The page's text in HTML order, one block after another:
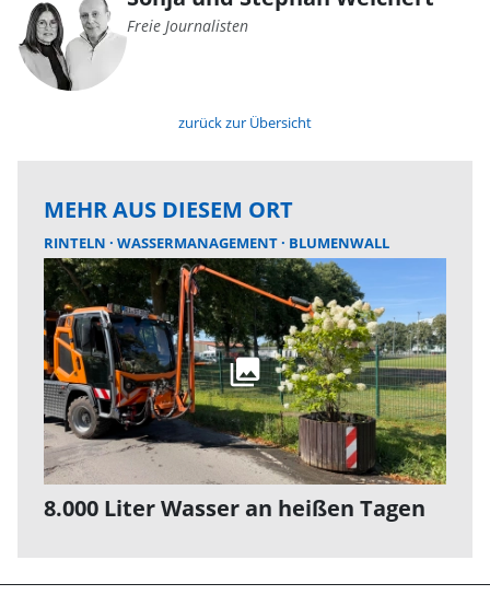
Freie Journalisten
zurück zur Übersicht
MEHR AUS DIESEM ORT
RINTELN WASSERMANAGEMENT BLUMENWALL
8.000 Liter Wasser an heißen Tagen